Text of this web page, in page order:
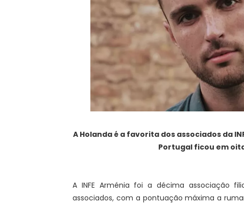
A Holanda é a favorita dos associados da
Portugal ficou em
A INFE Arménia foi a décima associação
associados, com a pontuação máxima a